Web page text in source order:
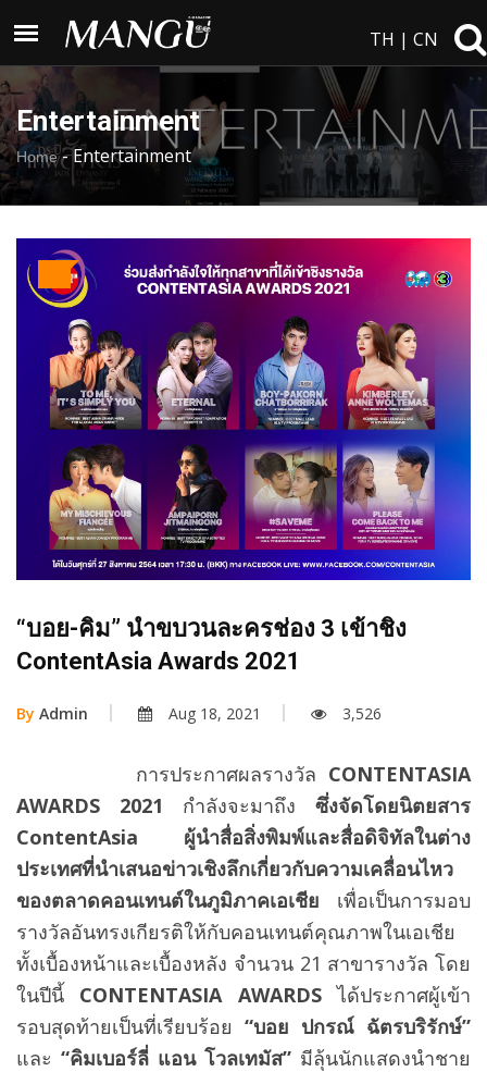
TH | CN
Entertainment
Home- Entertainment
“บอย-คิม” นำขบวนละครช่อง 3 เข้าชิง
ContentAsia Awards 2021
By Admin Aug 18, 2021 3,526
การประกาศผลรางวัล CONTENTASIA
AWARDS 2021 กำลังจะมาถึง ซึ่งจัดโดยนิตยสาร
ContentAsia ผู้นำสื่อสิ่งพิมพ์และสื่อดิจิทัลในต่าง
ประเทศที่นำเสนอข่าวเชิงลึกเกี่ยวกับความเคลื่อนไหว
ของตลาดคอนเทนต์ในภูมิภาคเอเชีย เพื่อเป็นการมอบ
รางวัลอันทรงเกียรติให้กับคอนเทนต์คุณภาพในเอเชีย
ทั้งเบื้องหน้าและเบื้องหลัง จำนวน 21 สาขารางวัล โดย
ในปีนี้ CONTENTASIA AWARDSได้ประกาศผู้เข้า
รอบสุดท้ายเป็นที่เรียบร้อย “บอย ปกรณ์ ฉัตรบริรักษ์”
และ “คิมเบอร์ลี่ แอน โวลเทมัส” มีลุ้นนักแสดงนำชาย